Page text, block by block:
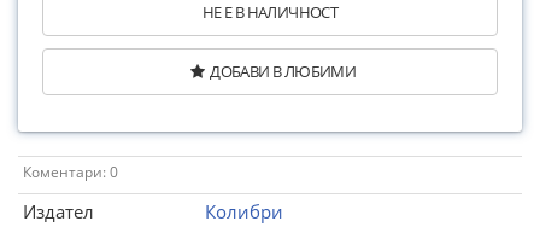
НЕ Е В НАЛИЧНОСТ
ДОБАВИ В ЛЮБИМИ
Коментари: 0
Издател
Колибри